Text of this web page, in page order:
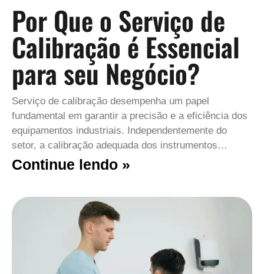
Por Que o Serviço de
Calibração é Essencial
para seu Negócio?
Serviço de calibração desempenha um papel
fundamental em garantir a precisão e a eficiência dos
equipamentos industriais. Independentemente do
setor, a calibração adequada dos instrumentos…
Continue lendo »